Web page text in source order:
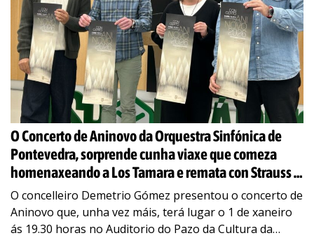
O Concerto de Aninovo da Orquestra Sinfónica de
Pontevedra, sorprende cunha viaxe que comeza
homenaxeando a Los Tamara e remata con Strauss e
o Ballet de Galicia
O concelleiro Demetrio Gómez presentou o concerto de
Aninovo que, unha vez máis, terá lugar o 1 de xaneiro
ás 19.30 horas no Auditorio do Pazo da Cultura da